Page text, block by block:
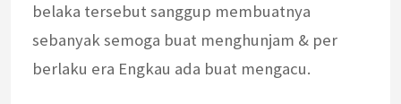
belaka tersebut sanggup membuatnya
sebanyak semoga buat menghunjam & per
berlaku era Engkau ada buat mengacu.